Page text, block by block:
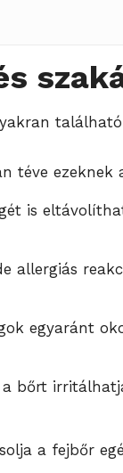
is
allergiás
egyaránt
bőrt
a fejbőr